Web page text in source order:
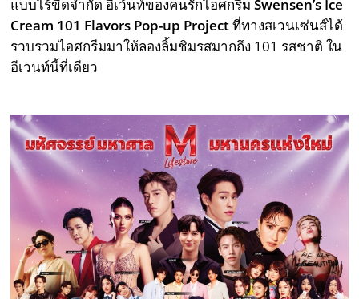
แบบไร้ขีดจำกัด อีเว้นท์ของคนรักไอศกรีม Swensen’s Ice
Cream 101 Flavors Pop-up Projectที่ทางสเวนเซ่นส์ได้
รวบรวมไอศกรีมมาให้ลองลิ้มชิมรสมากถึง 101 รสชาติ ใน
อีเวนท์นี้ที่เดียว